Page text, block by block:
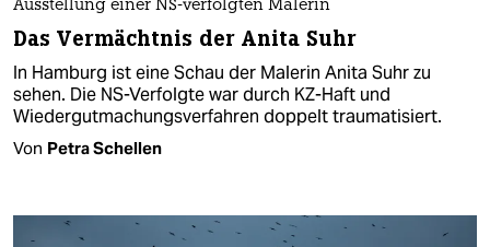
Ausstellung einer NS-verfolgten Malerin
Das Vermächtnis der Anita Suhr
In Hamburg ist eine Schau der Malerin Anita Suhr zu
sehen. Die NS-Verfolgte war durch KZ-Haft und
Wiedergutmachungsverfahren doppelt traumatisiert.
Von Petra Schellen